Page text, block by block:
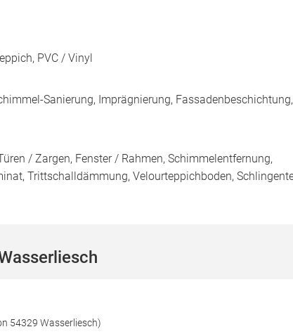
PVC / Vinyl
Sanierung, Imprägnierung, Fassadenbeschichtung,
/ Zargen, Fenster / Rahmen, Schimmelentfernung,
Trittschalldämmung, Velourteppichboden,
54329 Wasserliesch)